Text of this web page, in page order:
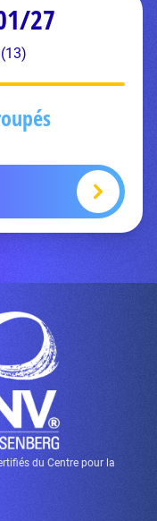
27
du Centre pour la